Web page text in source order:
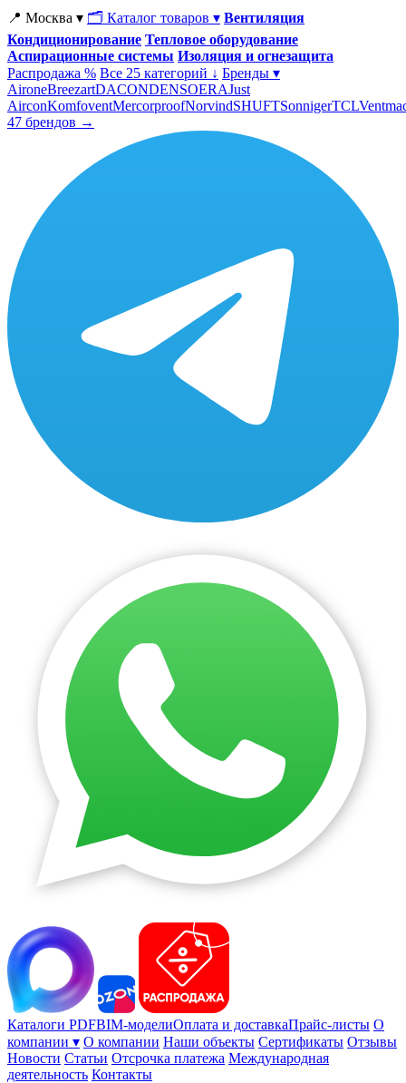
📍 Москва ▾ 🗂 Каталог товаров ▾ Вентиляция
Кондиционирование Тепловое оборудование
Аспирационные системы Изоляция и огнезащита
Распродажа % Все 25 категорий ↓ Бренды ▾
AironeBreezartDACONDENSOERAJust
AirconKomfoventMercorproofNorvindSHUFTSonnigerTCL
47 брендов →
Каталоги PDFBIM-моделиОплата и доставкаПрайс-листы О
компании ▾ О компании Наши объекты Сертификаты Отзывы
Новости Статьи Отсрочка платежа Международная
деятельность Контакты